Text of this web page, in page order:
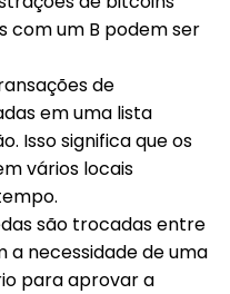
com um B podem ser
de
em uma lista
Isso significa que os
vários locais
são trocadas entre
necessidade de uma
para aprovar a